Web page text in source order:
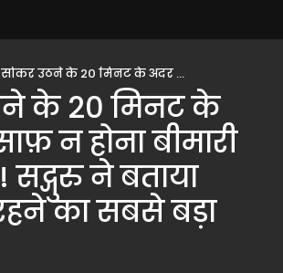
सोकर उठने के 20 मिनट के अंदर पेट साफ़ न होना बीमारी का संकेत! सद्गुरु ने बताया सेहतमंद रहने का सबसे बड़ा नियम
के 20 मिनट के
न होना बीमारी
ने बताया
का सबसे बड़ा